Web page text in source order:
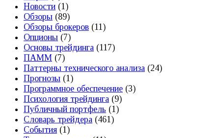
Новости (1)
Обзоры (89)
Обзоры брокеров (11)
Опционы (7)
Основы трейдинга (117)
ПАММ (7)
Паттерны технического анализа (24)
Прогнозы (1)
Программное обеспечение (3)
Психология трейдинга (9)
Публичный портфель (1)
Словарь трейдера (461)
События (1)